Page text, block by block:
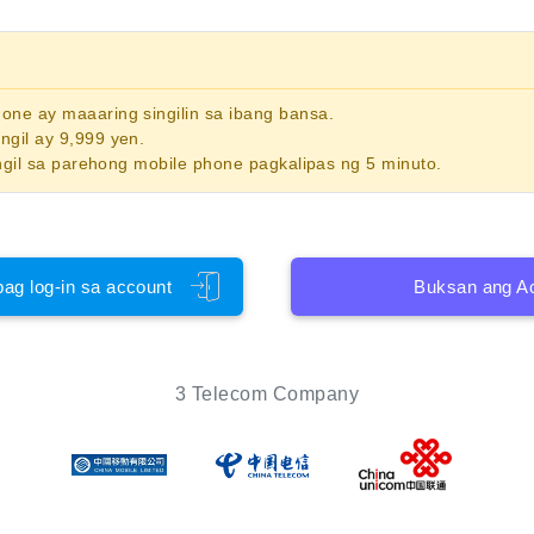
ay maaaring singilin sa ibang bansa.
ay 9,999 yen.
sa parehong mobile phone pagkalipas ng 5 minuto.
log-in sa account Buksan ang
3 Telecom Company